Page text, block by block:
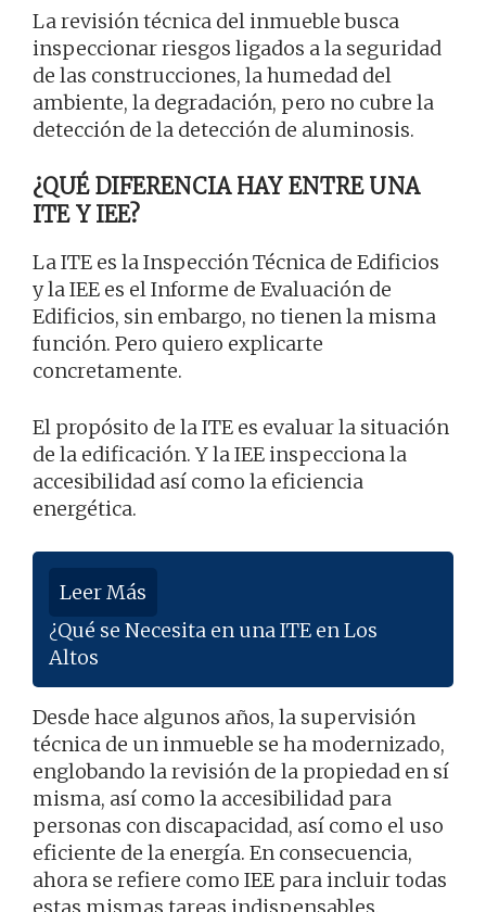
La revisión técnica del inmueble busca
inspeccionar riesgos ligados a la seguridad
de las construcciones, la humedad del
ambiente, la degradación, pero no cubre la
detección de la detección de aluminosis.
¿QUÉ DIFERENCIA HAY ENTRE UNA
ITE Y IEE?
La ITE es la Inspección Técnica de Edificios
y la IEE es el Informe de Evaluación de
Edificios, sin embargo, no tienen la misma
función. Pero quiero explicarte
concretamente.
El propósito de la ITE es evaluar la situación
de la edificación. Y la IEE inspecciona la
accesibilidad así como la eficiencia
energética.
Leer Más
¿Qué se Necesita en una ITE en Los
Altos
Desde hace algunos años, la supervisión
técnica de un inmueble se ha modernizado,
englobando la revisión de la propiedad en sí
misma, así como la accesibilidad para
personas con discapacidad, así como el uso
eficiente de la energía. En consecuencia,
ahora se refiere como IEE para incluir todas